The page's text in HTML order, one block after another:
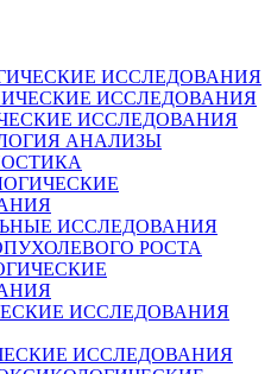
ИССЛЕДОВАНИЯ
ИССЛЕДОВАНИЯ
ИССЛЕДОВАНИЯ
АНАЛИЗЫ
ИССЛЕДОВАНИЯ
РОСТА
ИССЛЕДОВАНИЯ
ИССЛЕДОВАНИЯ